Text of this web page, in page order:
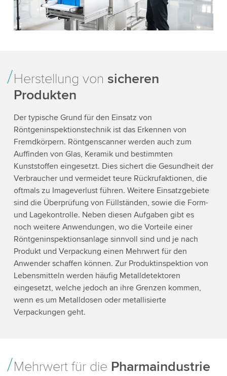
Herstellung von sicheren
Produkten
Der typische Grund für den Einsatz von
Röntgeninspektionstechnik ist das Erkennen von
Fremdkörpern. Röntgenscanner werden auch zum
Auffinden von Glas, Keramik und bestimmten
Kunststoffen eingesetzt. Dies sichert die Gesundheit der
Verbraucher und vermeidet teure Rückrufaktionen, die
oftmals zu Imageverlust führen. Weitere Einsatzgebiete
sind die Überprüfung von Füllständen, sowie die Form-
und Lagekontrolle. Neben diesen Aufgaben gibt es
noch weitere Anwendungen, wo die Vorteile einer
Röntgeninspektionsanlage sinnvoll sind und je nach
Produkt und Verpackung einen Mehrwert für den
Anwender schaffen können. Zur Produktinspektion von
Lebensmitteln werden häufig Metalldetektoren
eingesetzt, welche jedoch an ihre Grenzen kommen,
wenn es um Metalldosen oder metallisierte
Verpackungen geht.
Mehrwert für die Pharmaindustrie